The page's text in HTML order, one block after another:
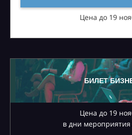
Цена до 19
БИЛЕТ
Цена до 19
в дни мероприятия